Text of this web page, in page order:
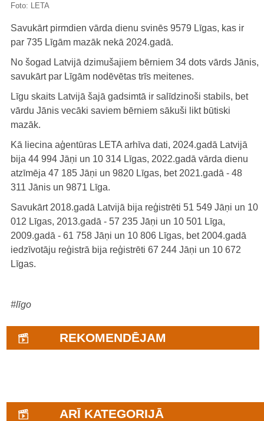
Foto: LETA
Savukārt pirmdien vārda dienu svinēs 9579 Līgas, kas ir
par 735 Līgām mazāk nekā 2024.gadā.
No šogad Latvijā dzimušajiem bērniem 34 dots vārds Jānis,
savukārt par Līgām nodēvētas trīs meitenes.
Līgu skaits Latvijā šajā gadsimtā ir salīdzinoši stabils, bet
vārdu Jānis vecāki saviem bērniem sākuši likt būtiski
mazāk.
Kā liecina aģentūras LETA arhīva dati, 2024.gadā Latvijā
bija 44 994 Jāņi un 10 314 Līgas, 2022.gadā vārda dienu
atzīmēja 47 185 Jāņi un 9820 Līgas, bet 2021.gadā - 48
311 Jānis un 9871 Līga.
Savukārt 2018.gadā Latvijā bija reģistrēti 51 549 Jāņi un 10
012 Līgas, 2013.gadā - 57 235 Jāņi un 10 501 Līga,
2009.gadā - 61 758 Jāņi un 10 806 Līgas, bet 2004.gadā
iedzīvotāju reģistrā bija reģistrēti 67 244 Jāņi un 10 672
Līgas.
#līgo
REKOMENDĒJAM
ARĪ KATEGORIJĀ